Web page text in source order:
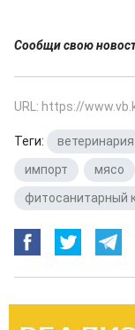
Сообщи свою
URL: https://
Теги: ветеринария
импорт
мясо
фитосанитарный